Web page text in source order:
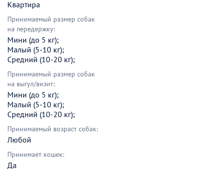
Квартира
Принимаемый размер собак
на передержку:
Мини (до 5 кг);
Малый (5-10 кг);
Средний (10-20 кг);
Принимаемый размер собак
на выгул/визит:
Мини (до 5 кг);
Малый (5-10 кг);
Средний (10-20 кг);
Принимаемый возраст собак:
Любой
Принимает кошек:
Да